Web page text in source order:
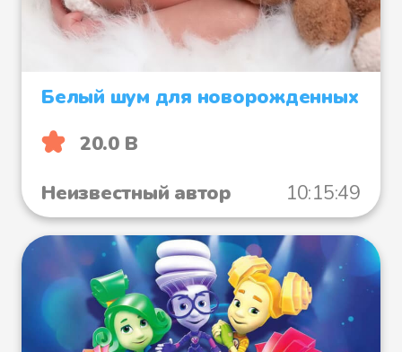
Белый шум для новорожденных
20.0 B
Неизвестный автор
10:15:49